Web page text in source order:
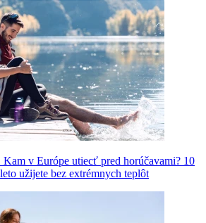
v Európe utiecť pred horúčavami? 10
užijete bez extrémnych teplôt